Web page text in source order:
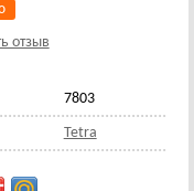
отзыв
7803
Tetra